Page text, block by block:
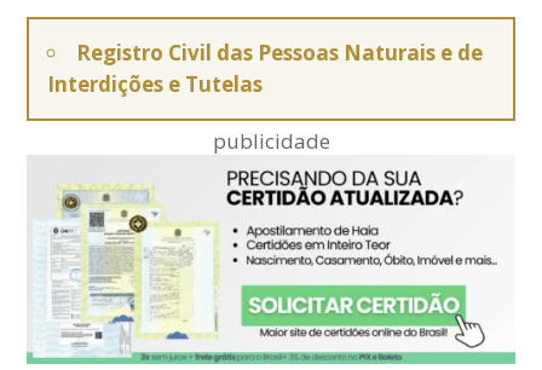
Registro Civil das Pessoas Naturais e de
Interdições e Tutelas
publicidade